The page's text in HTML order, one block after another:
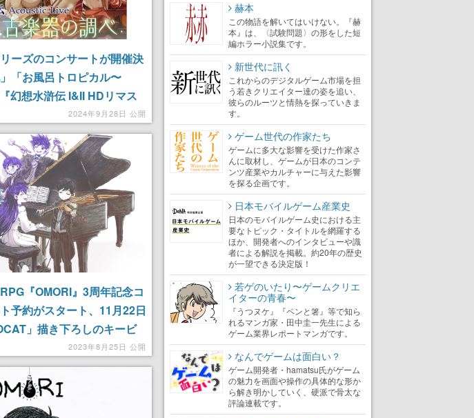
ーズのコンサートが開催決
「お風呂トロピカル〜
幻想水滸伝 I&II HDリマス
曲が“アコースティックア
2024年9月28日 公開
『OMORI』3周年記念コ
予約がスタート、11月22日
」描き下ろしのキービ
2023年8月25日 公開
赫本
この物語を解いてはいけない。『赫
本』は、〈試験問題〉の形をした短
編ホラー小説集です。
新世代に訊く
これからのデジタルゲーム市場を担
う若きクリエイター達の姿を追い、
彼らのルーツと情熱を探っていきま
す。
ゲーム世代の作家たち
ゲームに多大な影響を受けた作家さ
んに取材し、ゲームが日本のコンテ
ンツ産業やカルチャーに与えた影響
を探る企画です。
日本モバイルゲーム産業史
日本のモバイルゲーム史における主
要なトピック・タイトルを網羅する
ほか、開発者へのインタビューや識
者による解説を掲載。約20年の歴史
が一望できる決定版！
若ゲのいたり〜ゲームクリエ
イターの青春〜
『うつヌケ』『ペンと箸』等で知ら
れるマンガ家・田中圭一先生による
ゲーム業界レポートマンガです。
なんでゲームは面白い？
ゲーム開発者・hamatsu氏がゲーム
の魅力を画面や操作の具体的な形か
ら解き明かしていく、硬派で骨太な
評論連載です。